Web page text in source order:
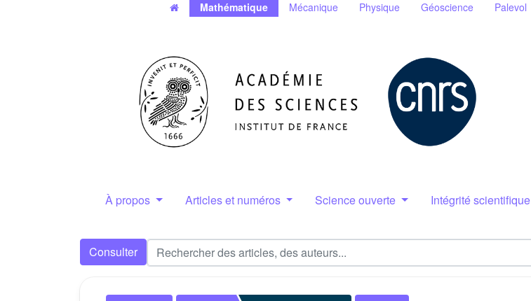
Mathématique Mécanique Physique Géoscience Palevol
À propos Articles et numéros Science ouverte Intégrité scientifique
Consulter